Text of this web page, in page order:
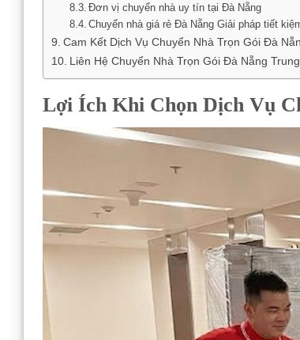
Đơn vị chuyển nhà uy tín tại Đà Nẵng
Chuyển nhà giá rẻ Đà Nẵng Giải pháp tiết
Cam Kết Dịch Vụ Chuyển Nhà Trọn Gói Đà
Liên Hệ Chuyển Nhà Trọn Gói Đà Nẵng
Lợi Ích Khi Chọn Dịch Vụ